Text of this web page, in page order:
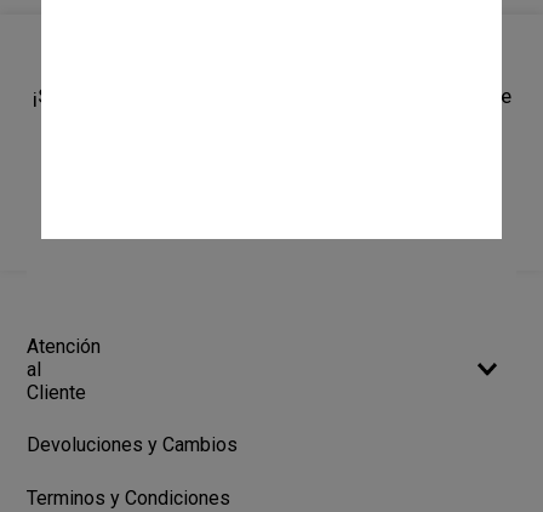
¡Suscríbete a nuestro newsletter y recibí un cupón de
Atención
al
Cliente
Devoluciones y Cambios
Terminos y Condiciones